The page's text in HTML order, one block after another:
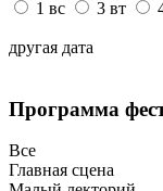
1 вс 3 вт
другая дата
Программа
Все
Главная сцена